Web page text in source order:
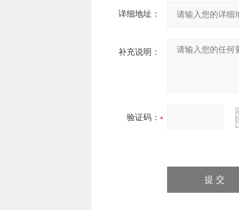
详细地址：
补充说明：
验证码：